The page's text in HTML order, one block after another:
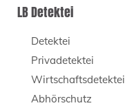
LB Detektei
Detektei
Privadetektei
Wirtschaftsdetektei
Abhörschutz